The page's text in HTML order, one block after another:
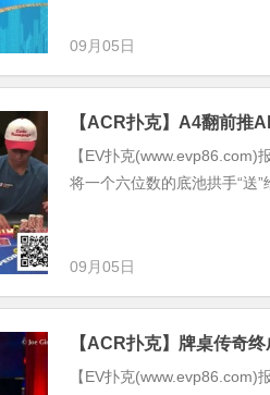
09月05日
【ACR扑克】A4翻前推
【EV扑克
将一个六位数的底池拱手“送
09月05日
【ACR扑克】​牌桌传奇
【EV扑克